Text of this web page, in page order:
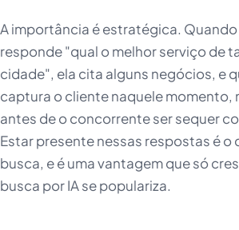
A importância é estratégica. Quando
responde "qual o melhor serviço de
cidade", ela cita alguns negócios, e
captura o cliente naquele momento,
antes de o concorrente ser sequer
Estar presente nessas respostas é o
busca, e é uma vantagem que só
busca por IA se populariza.